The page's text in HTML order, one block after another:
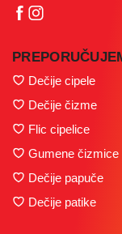
Dečije cipele
Dečije čizme
Flic cipelice
Gumene čizmice
Dečije papuče
Dečije patike